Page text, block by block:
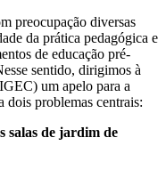
preocupação diversas
da prática pedagógica e
de educação pré-
sentido, dirigimos à
um apelo para a
dois problemas centrais:
salas de jardim de